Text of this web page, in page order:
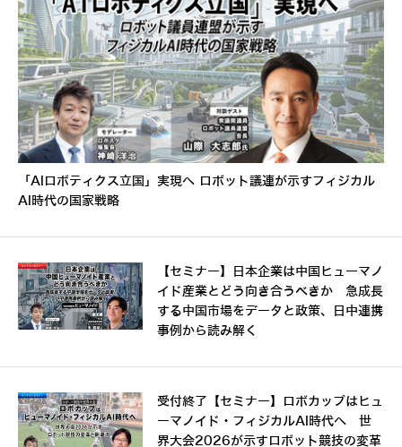
「AIロボティクス立国」実現へ ロボット議連が示すフィジカル
AI時代の国家戦略
【セミナー】日本企業は中国ヒューマノ
イド産業とどう向き合うべきか 急成長
する中国市場をデータと政策、日中連携
事例から読み解く
受付終了【セミナー】ロボカップはヒュ
ーマノイド・フィジカルAI時代へ 世
界大会2026が示すロボット競技の変革